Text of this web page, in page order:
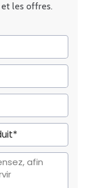
les offres.